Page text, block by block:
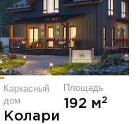
Каркасный
дом
Колари
Площадь
192 м2